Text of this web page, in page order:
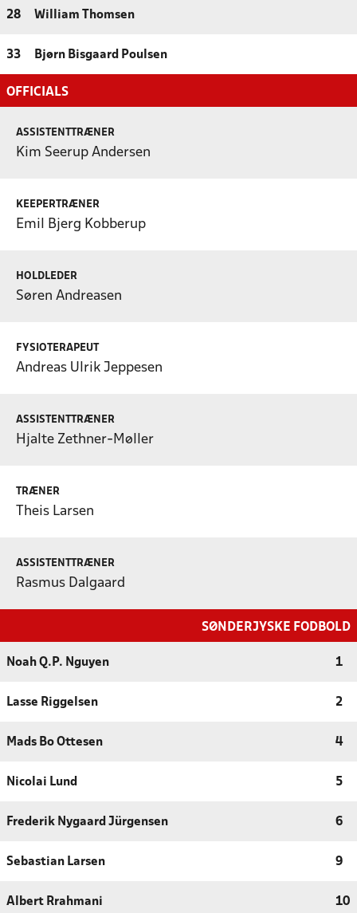
28 William Thomsen
33 Bjørn Bisgaard Poulsen
OFFICIALS
ASSISTENTTRÆNER
Kim Seerup Andersen
KEEPERTRÆNER
Emil Bjerg Kobberup
HOLDLEDER
Søren Andreasen
FYSIOTERAPEUT
Andreas Ulrik Jeppesen
ASSISTENTTRÆNER
Hjalte Zethner-Møller
TRÆNER
Theis Larsen
ASSISTENTTRÆNER
Rasmus Dalgaard
SØNDERJYSKE FODBOLD
Noah Q.P. Nguyen 1
Lasse Riggelsen 2
Mads Bo Ottesen 4
Nicolai Lund 5
Frederik Nygaard Jürgensen 6
Sebastian Larsen 9
Albert Rrahmani 10